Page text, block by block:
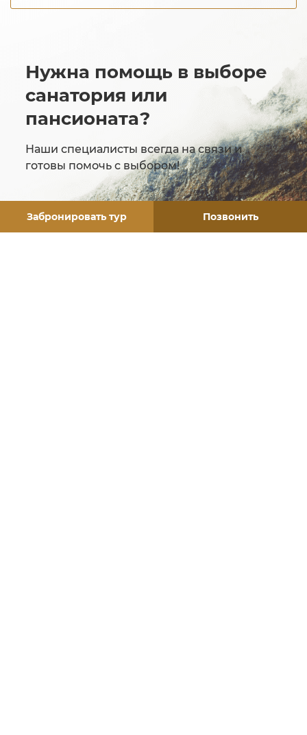
Забронировать тур Позвонить
Нужна помощь в выборе
санатория или
пансионата?
Наши специалисты всегда на связи и
готовы помочь с выбором!